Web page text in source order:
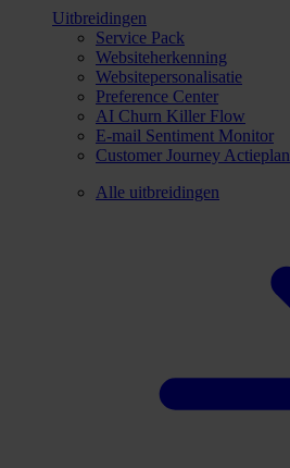
Uitbreidingen
Service Pack
Websiteherkenning
Websitepersonalisatie
Preference Center
AI Churn Killer Flow
E-mail Sentiment Monitor
Customer Journey Actieplan
Alle uitbreidingen